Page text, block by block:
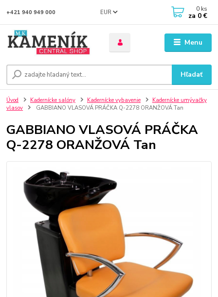
Menu
EUR
Hľadať
+421 940 949 000 0 ks
za 0 €
Úvod Kadernícke salóny Kadernícke vybavenie
Kadernícke umývačky
vlasov
GABBIANO VLASOVÁ PRÁČKA Q-2278 ORANŽOVÁ Tan
GABBIANO VLASOVÁ PRÁČKA
Q-2278 ORANŽOVÁ Tan